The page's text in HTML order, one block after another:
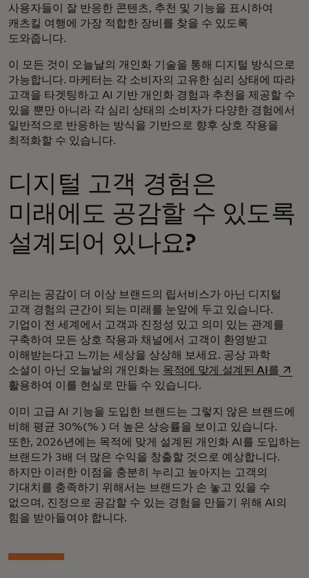
사용자들이 잘 반응한 콘텐츠, 추천 및 기능을 표시하여
캐츠킬 여행에 가장 적합한 장비를 찾을 수 있도록
도와줍니다.
이 모든 것이 오늘날의 개인화 기술을 통해 디지털 방식으로
가능합니다. 마케터는 각 소비자의 고유한 심리 상태에 따라
고객을 타겟팅하고 AI 기반 개인화 경험과 추천을 제공할 수
있을 뿐만 아니라 각 심리 상태의 소비자가 다양한 경험에서
일반적으로 반응하는 방식을 기반으로 향후 상호 작용을
최적화할 수 있습니다.
디지털 고객 경험은
미래에도 공감할 수 있도록
설계되어 있나요?
우리는 공감이 더 이상 브랜드의 립서비스가 아닌 디지털
고객 경험의 근간이 되는 미래를 눈앞에 두고 있습니다.
기업이 전 세계에서 고객과 진정성 있고 의미 있는 관계를
구축하여 모든 상호 작용과 채널에서 고객이 환영받고
이해받는다고 느끼는 세상을 상상해 보세요. 공상 과학
소설이 아닌 오늘날의 개인화는 목적에 맞게 설계된 AI를새 탭
활용하여 이를 현실로 만들 수 있습니다.
이미 고급 AI 기능을 도입한 브랜드는 그렇지 않은 브랜드에
비해 평균 30%(% ) 더 높은 상승률을 보이고 있습니다.
또한, 2026년에는 목적에 맞게 설계된 개인화 AI를 도입하는
브랜드가 3배 더 많은 수익을 창출할 것으로 예상합니다.
하지만 이러한 이점을 충분히 누리고 높아지는 고객의
기대치를 충족하기 위해서는 브랜드가 손 놓고 있을 수
없으며, 진정으로 공감할 수 있는 경험을 만들기 위해 AI의
힘을 받아들여야 합니다.